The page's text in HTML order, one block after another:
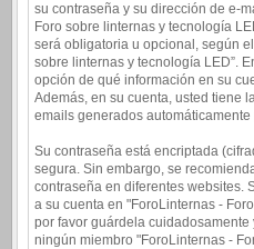
su contraseña y su dirección de e-
Foro sobre linternas y tecnología
será obligatoria u opcional, según
sobre linternas y tecnología LED”.
opción de qué información en su
Además, en su cuenta, usted tiene
emails generados
Su contraseña está encriptada
segura. Sin embargo, se
contraseña en diferentes websites.
a su cuenta en "ForoLinternas -
por favor guárdela
ningún miembro "ForoLinternas -